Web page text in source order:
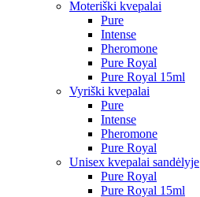
Moteriški kvepalai
Pure
Intense
Pheromone
Pure Royal
Pure Royal 15ml
Vyriški kvepalai
Pure
Intense
Pheromone
Pure Royal
Unisex kvepalai sandėlyje
Pure Royal
Pure Royal 15ml